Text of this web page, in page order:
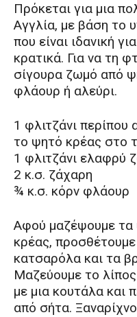
Πρόκεται για μια
Αγγλία, με βάση το
που είναι ιδανική
κρατικά. Για να τη
σίγουρα ζωμό από
φλάουρ ή αλεύρι.
1 φλιτζάνι
το ψητό κρέας στο
1 φλιτζάνι ελαφρύ
2 κ.σ. ζάχαρη
¾ κ.σ. κόρν φλάουρ
Αφού μαζέψουμε τα
κρέας,
κατσαρόλα και τα
Μαζεύουμε το
με μια κουτάλα και
από σήτα.